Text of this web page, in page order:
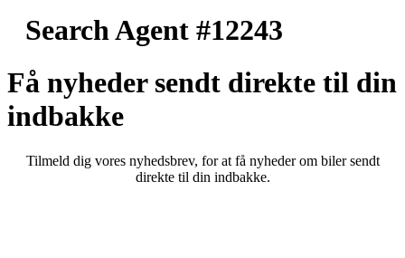
Search Agent #12243
Få nyheder sendt direkte til din
indbakke
Tilmeld dig vores nyhedsbrev, for at få nyheder om biler sendt
direkte til din indbakke.